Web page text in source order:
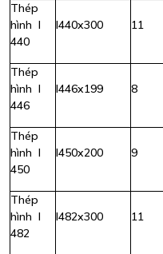
Thép
hình I
440
I440x300 11
Thép
hình I
446
I446x199 8
Thép
hình I
450
I450x200 9
Thép
hình I
482
I482x300 11